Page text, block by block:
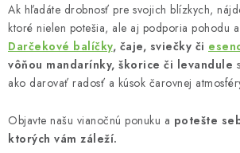
Ak hľadáte drobnosť pre svojich blízkych,
ktoré nielen potešia, ale aj podporia pohodu
Darčekové balíčky, čaje, sviečky či
vôňou mandarínky, škorice či levandule
ako darovať radosť a kúsok čarovnej
Objavte našu vianočnú ponuku a potešte
ktorých vám záleží.